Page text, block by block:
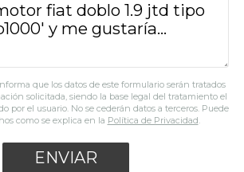
que los datos de este formulario serán tratados
solicitada, siendo la base legal del tratamiento el
por el usuario. No se cederán datos a terceros. Puede
como se explica en la Política de Privacidad.